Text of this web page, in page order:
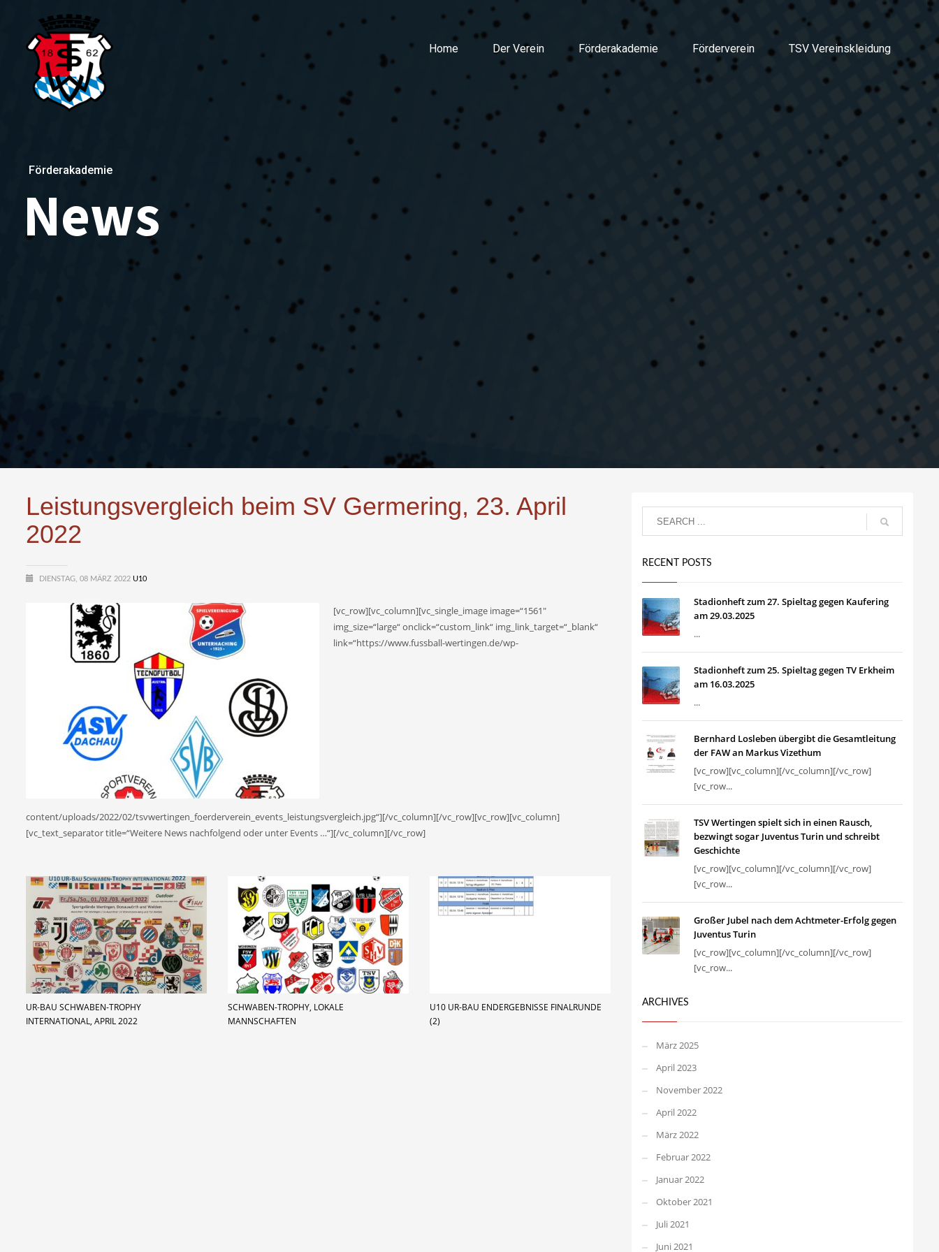
Home Der Verein Förderakademie Förderverein TSV Vereinskleidung
Förderakademie
News
Leistungsvergleich beim SV Germering, 23. April
2022
DIENSTAG, 08 MÄRZ 2022 U10
[vc_row][vc_column][vc_single_image image=“1561″
img_size=“large“ onclick=“custom_link“ img_link_target=“_blank“
link=“https://www.fussball-wertingen.de/wp-
content/uploads/2022/02/tsvwertingen_foerderverein_events_leistungsvergleich.jpg“][/vc_column][/vc_row][vc_row][vc_column]
[vc_text_separator title=“Weitere News nachfolgend oder unter Events …“][/vc_column][/vc_row]
UR-BAU SCHWABEN-TROPHY
INTERNATIONAL, APRIL 2022
SCHWABEN-TROPHY, LOKALE
MANNSCHAFTEN
U10 UR-BAU ENDERGEBNISSE FINALRUNDE
(2)
RECENT POSTS
Stadionheft zum 27. Spieltag gegen Kaufering
am 29.03.2025
...
Stadionheft zum 25. Spieltag gegen TV Erkheim
am 16.03.2025
...
Bernhard Losleben übergibt die Gesamtleitung
der FAW an Markus Vizethum
[vc_row][vc_column][/vc_column][/vc_row]
[vc_row...
TSV Wertingen spielt sich in einen Rausch,
bezwingt sogar Juventus Turin und schreibt
Geschichte
[vc_row][vc_column][/vc_column][/vc_row]
[vc_row...
Großer Jubel nach dem Achtmeter-Erfolg gegen
Juventus Turin
[vc_row][vc_column][/vc_column][/vc_row]
[vc_row...
ARCHIVES
März 2025
April 2023
November 2022
April 2022
März 2022
Februar 2022
Januar 2022
Oktober 2021
Juli 2021
Juni 2021